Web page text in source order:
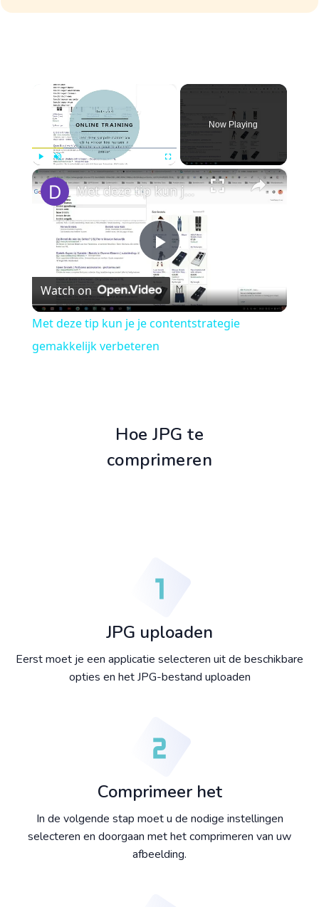
Play Unmute Fullscreen
Now Playing
×
Play
Video
Met deze tip kun je je contentstrategie gemakkelijk verbeteren
Watch on
Met deze tip kun je je contentstrategie
gemakkelijk verbeteren
Hoe JPG te
comprimeren
JPG uploaden
Eerst moet je een applicatie selecteren uit de beschikbare
opties en het JPG-bestand uploaden
Comprimeer het
In de volgende stap moet u de nodige instellingen
selecteren en doorgaan met het comprimeren van uw
afbeelding.